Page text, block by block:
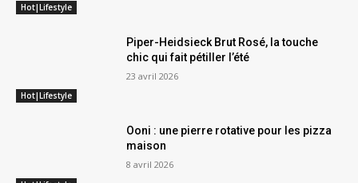
Hot|Lifestyle
Hot|Lifestyle
Piper-Heidsieck Brut Rosé, la touche
chic qui fait pétiller l’été
23 avril 2026
Ooni : une pierre rotative pour les pizza
maison
8 avril 2026